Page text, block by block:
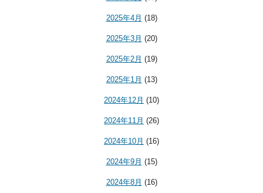
2025年4月 (18)
2025年3月 (20)
2025年2月 (19)
2025年1月 (13)
2024年12月 (10)
2024年11月 (26)
2024年10月 (16)
2024年9月 (15)
2024年8月 (16)